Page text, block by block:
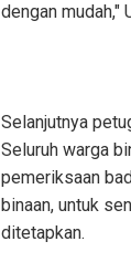
dengan mudah,"
Selanjutnya
Seluruh warga
pemeriksaan
binaan, untuk
ditetapkan.